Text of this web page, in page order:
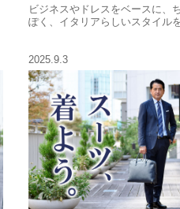
ビジネスやドレスをベースに、
ぽく、イタリアらしいスタイル
2025.9.3